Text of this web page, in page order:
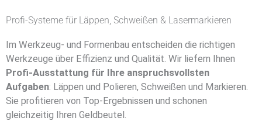
Profi-Systeme für Läppen, Schweißen & Lasermarkieren
Im Werkzeug- und Formenbau entscheiden die richtigen
Werkzeuge über Effizienz und Qualität. Wir liefern Ihnen
Profi-Ausstattung für Ihre anspruchsvollsten
Aufgaben: Läppen und Polieren, Schweißen und Markieren.
Sie profitieren von Top-Ergebnissen und schonen
gleichzeitig Ihren Geldbeutel.